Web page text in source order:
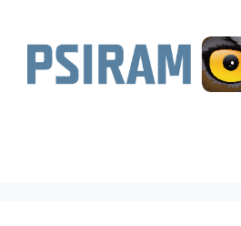
springen